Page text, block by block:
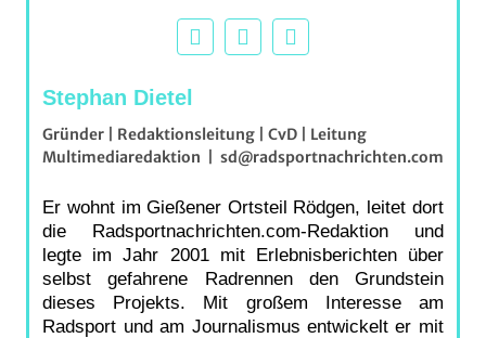
Stephan Dietel
Gründer | Redaktionsleitung | CvD | Leitung
Multimediaredaktion
sd@radsportnachrichten.com
Er wohnt im Gießener Ortsteil Rödgen, leitet dort
die Radsportnachrichten.com-Redaktion und
legte im Jahr 2001 mit Erlebnisberichten über
selbst gefahrene Radrennen den Grundstein
dieses Projekts. Mit großem Interesse am
Radsport und am Journalismus entwickelt er mit